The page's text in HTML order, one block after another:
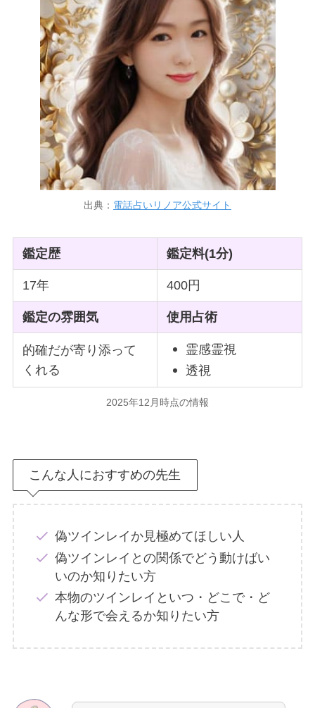
出典： 電話占いリノア公式サイト
鑑定歴 鑑定料(1分)
17年 400円
鑑定の雰囲気 使用占術
的確だが寄り添って
くれる
霊感霊視
透視
2025年12月時点の情報
こんな人におすすめの先生
偽ツインレイか見極めてほしい人
偽ツインレイとの関係でどう動けばい
いのか知りたい方
本物のツインレイといつ・どこで・ど
んな形で会えるか知りたい方